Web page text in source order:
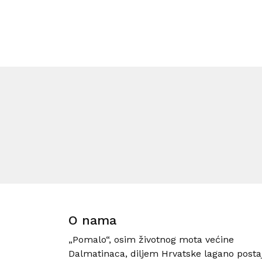
O nama
„Pomalo“, osim životnog mota većine
Dalmatinaca, diljem Hrvatske lagano